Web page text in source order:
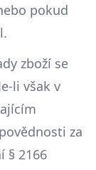
pokud
zboží se
li však v
za
§ 2166